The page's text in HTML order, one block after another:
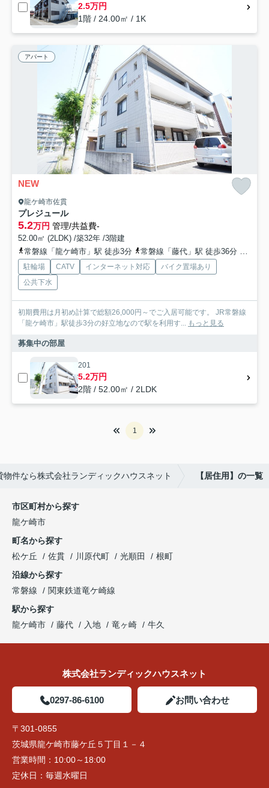
2.5万円
1階 / 24.00㎡ / 1K
アパート
NEW
龍ケ崎市佐貫
プレジュール
5.2万円 管理/共益費-
52.00㎡ (2LDK) /築32年 /3階建
常磐線「龍ケ崎市」駅 徒歩3分
常磐線「藤代」駅 徒歩36分 常磐
駐輪場 CATV インターネット対応
バイク置場あり
公共下水
初期費用は月初め計算で総額26,000円～でご入居可能です。 JR常磐線
「龍ケ崎市」駅徒歩3分の好立地なので駅を利用す... もっと見る
募集中の部屋
201
5.2万円
2階 / 52.00㎡ / 2LDK
1
物件なら株式会社ランディックハウスネット 【居住用】の一覧
市区町村から探す
龍ケ崎市
町名から探す
松ケ丘
佐貫 川原代町 光順田
根町
沿線から探す
常磐線
関東鉄道竜ケ崎線
駅から探す
龍ケ崎市
藤代 入地 竜ヶ崎 牛久
株式会社ランディックハウスネット
0297-86-6100 お問い合わせ
〒301-0855
茨城県龍ケ崎市藤ケ丘５丁目１－４
営業時間： 10:00～18:00
定休日： 毎週水曜日